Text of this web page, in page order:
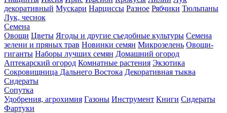
декоративный Мускари Нарциссы Разное Рябчики Тюльпаны
Лук, чеснок
Семена
Овощи Цветы Ягоды и другие съедобные культуры Семена
зелени и пряных трав Новинки семян Микрозелень Овощи-
гиганты Наборы лучших семян Домашний огород
Аптекарский огород Комнатные растения Экзотика
Сокровищница Дальнего Востока Декоративная тыква
Сидераты
Сопутка
Удобрения, агрохимия Газоны Инструмент Книги Сидераты
Фартуки